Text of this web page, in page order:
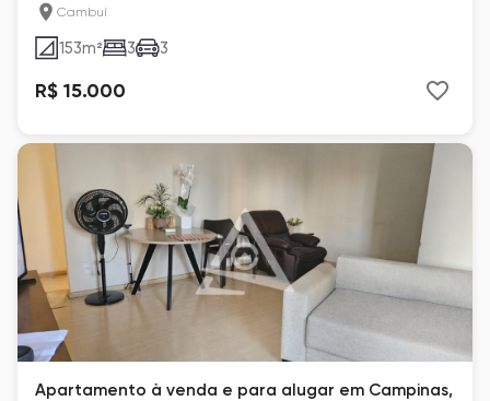
Cambuí
153m² 3 3
R$ 15.000
Apartamento à venda e para alugar em Campinas,